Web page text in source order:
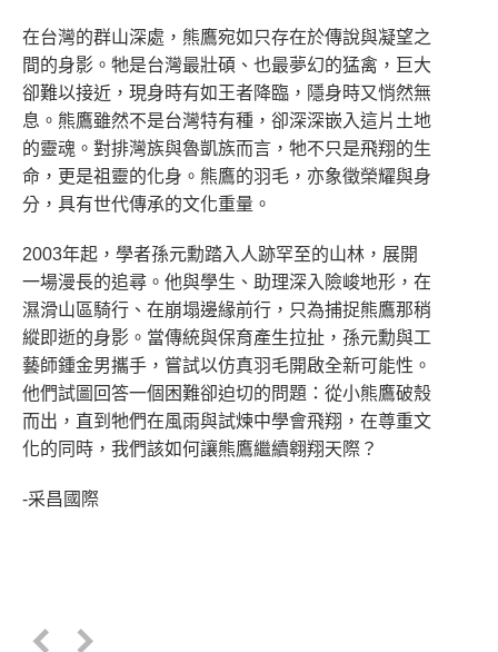
在台灣的群山深處，熊鷹宛如只存在於傳說與凝望之
間的身影。牠是台灣最壯碩、也最夢幻的猛禽，巨大
卻難以接近，現身時有如王者降臨，隱身時又悄然無
息。熊鷹雖然不是台灣特有種，卻深深嵌入這片土地
的靈魂。對排灣族與魯凱族而言，牠不只是飛翔的生
命，更是祖靈的化身。熊鷹的羽毛，亦象徵榮耀與身
分，具有世代傳承的文化重量。
2003年起，學者孫元勳踏入人跡罕至的山林，展開
一場漫長的追尋。他與學生、助理深入險峻地形，在
濕滑山區騎行、在崩塌邊緣前行，只為捕捉熊鷹那稍
縱即逝的身影。當傳統與保育產生拉扯，孫元勳與工
藝師鍾金男攜手，嘗試以仿真羽毛開啟全新可能性。
他們試圖回答一個困難卻迫切的問題：從小熊鷹破殼
而出，直到牠們在風雨與試煉中學會飛翔，在尊重文
化的同時，我們該如何讓熊鷹繼續翱翔天際？
-采昌國際